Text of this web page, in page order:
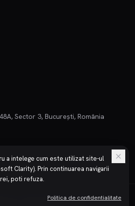
Sector 3, București, România
Toate drepturile rezervate.
a intelege cum este utilizat site-ul
Clarity). Prin continuarea navigarii
poti refuza.
Politica de confidentialitate